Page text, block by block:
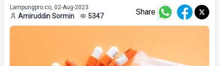
Lampungpro.co, 02-Aug-2023
Amiruddin Sormin 5347 Share